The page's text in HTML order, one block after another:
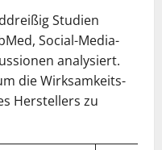
Studien
Social-Media-
analysiert.
die Wirksamkeits-
Herstellers zu